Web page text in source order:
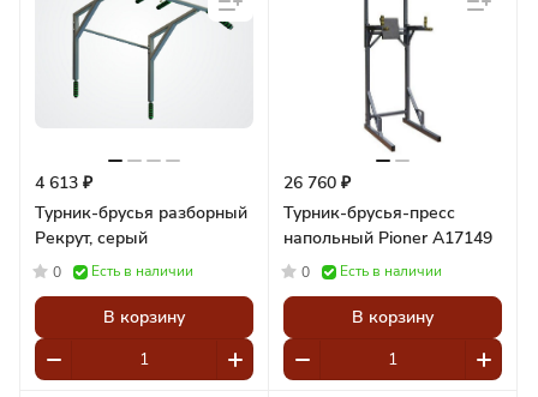
4 613 ₽
Турник-брусья разборный
Рекрут, серый
0 Есть в наличии
В корзину
26 760 ₽
Турник-брусья-пресс
напольный Pioner A17149
0 Есть в наличии
В корзину